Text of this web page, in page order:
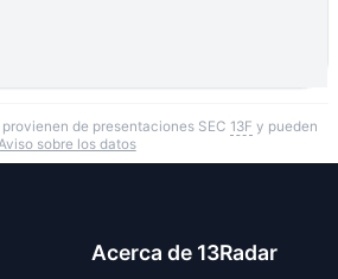
de presentaciones SEC 13F y pueden
sobre los datos
Acerca de 13Radar